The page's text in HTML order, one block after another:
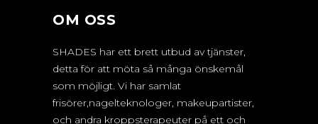
OM OSS
SHADES har ett brett utbud av tjänster,
detta för att möta så många önskemål
som möjligt. Vi har samlat
frisörer,nagelteknologer, makeupartister,
och andra kroppsterapeuter på ett och